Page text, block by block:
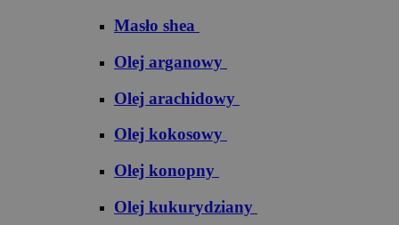
Masło shea
Olej arganowy
Olej arachidowy
Olej kokosowy
Olej konopny
Olej kukurydziany